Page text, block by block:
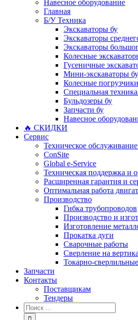
Навесное оборудование
Главная
Б/У Техника
Экскаваторы бу
Экскаваторы
Экскаваторы
Колесные
Гусеничные
Мини-экскаваторы бу
Колесные
Специальная
Бульдозеры бу
Запчасти бу
Навесное
🔥 СКИДКИ
Сервис
Техническое
ConSite
Global e-Service
Техническая поддержка и
Расширенная гарантия и
Оптимальная работа
Производство
Гибка трубопроводов
Производство и
Изготовление
Прокатка дуги
Сварочные работы
Сверление на
Токарно-
Запчасти
Контакты
Поставщикам
Тендеры
Результат
поиска: